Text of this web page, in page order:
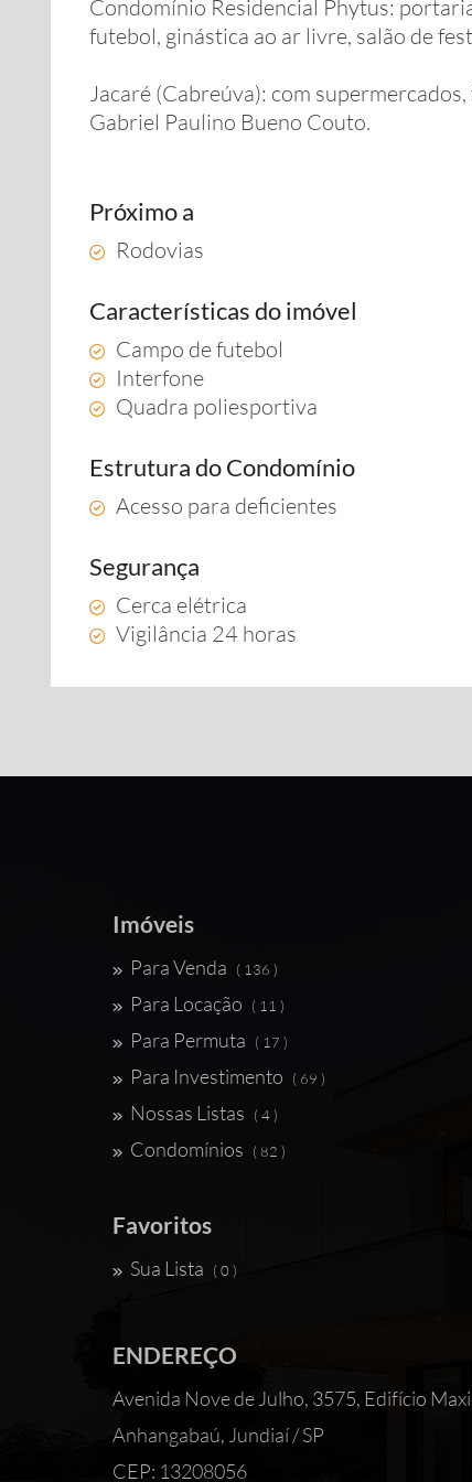
Condomínio Residencial Phytus:
futebol, ginástica ao ar livre, salão de
Jacaré (Cabreúva): com
Gabriel Paulino Bueno Couto.
Próximo a
Rodovias
Características do imóvel
Campo de futebol
Interfone
Quadra poliesportiva
Estrutura do Condomínio
Acesso para deficientes
Segurança
Cerca elétrica
Vigilância 24 horas
Imóveis
Para Venda ( 136 )
Para Locação ( 11 )
Para Permuta ( 17 )
Para Investimento ( 69 )
Nossas Listas ( 4 )
Condomínios ( 82 )
Favoritos
Sua Lista ( 0 )
ENDEREÇO
Avenida Nove de Julho, 3575, Edifício
Anhangabaú, Jundiaí / SP
CEP: 13208056